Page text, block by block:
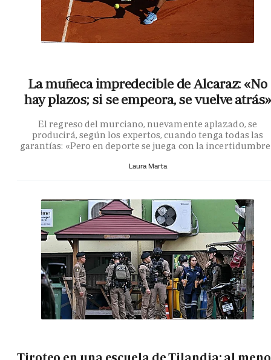
La muñeca impredecible de Alcaraz: «No
hay plazos; si se empeora, se vuelve atrás»
El regreso del murciano, nuevamente aplazado, se
producirá, según los expertos, cuando tenga todas las
garantías: «Pero en deporte se juega con la
Laura Marta